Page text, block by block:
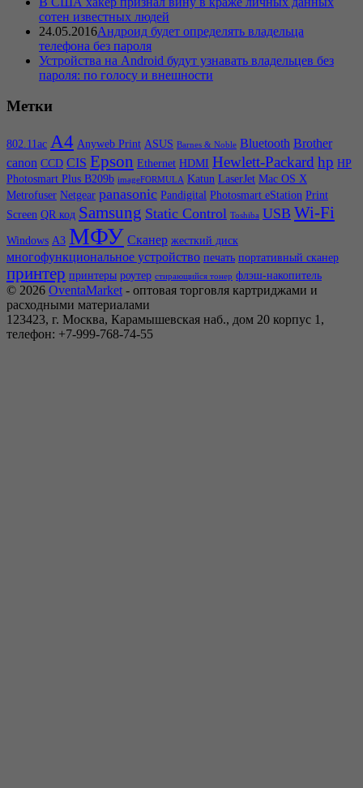
сотен известных людей
24.05.2016Андроид будет определять владельца
телефона без пароля
Устройства на Android будут узнавать владельцев без
пароля: по голосу и внешности
Метки
802.11ac A4 Anyweb Print ASUS Barnes & Noble Bluetooth Brother
canon CCD CIS Epson Ethernet HDMI Hewlett-Packard hp HP
Photosmart Plus B209b imageFORMULA Katun LaserJet Mac OS X
Metrofuser Netgear panasonic Pandigital Photosmart eStation Print
Screen QR код Samsung Static Control Toshiba USB Wi-Fi
Windows А3 МФУ Сканер жесткий диск
многофункциональное устройство печать портативный сканер
принтер принтеры роутер стирающийся тонер флэш-накопитель
© 2026 OventaMarket - оптовая торговля картриджами и
расходными материалами
123423, г. Москва, Карамышевская наб., дом 20 корпус 1,
телефон: +7-999-768-74-55